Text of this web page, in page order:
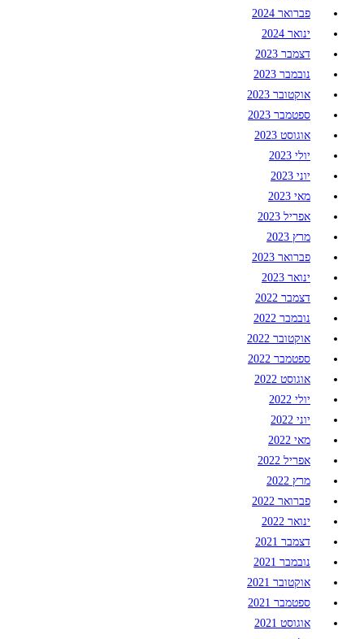
פברואר 2024
ינואר 2024
דצמבר 2023
נובמבר 2023
אוקטובר 2023
ספטמבר 2023
אוגוסט 2023
יולי 2023
יוני 2023
מאי 2023
אפריל 2023
מרץ 2023
פברואר 2023
ינואר 2023
דצמבר 2022
נובמבר 2022
אוקטובר 2022
ספטמבר 2022
אוגוסט 2022
יולי 2022
יוני 2022
מאי 2022
אפריל 2022
מרץ 2022
פברואר 2022
ינואר 2022
דצמבר 2021
נובמבר 2021
אוקטובר 2021
ספטמבר 2021
אוגוסט 2021